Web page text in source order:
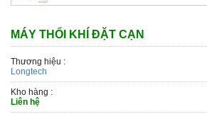
MÁY THỔI KHÍ ĐẶT CẠN
Thương hiệu :
Longtech
Kho hàng :
Liên hệ